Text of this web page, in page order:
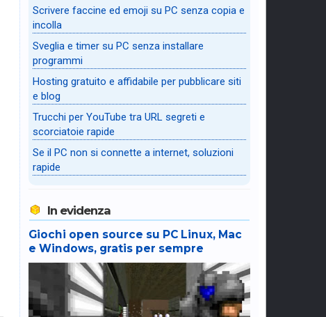
Scrivere faccine ed emoji su PC senza copia e
incolla
Sveglia e timer su PC senza installare
programmi
Hosting gratuito e affidabile per pubblicare siti
e blog
Trucchi per YouTube tra URL segreti e
scorciatoie rapide
Se il PC non si connette a internet, soluzioni
rapide
In evidenza
Giochi open source su PC Linux, Mac
e Windows, gratis per sempre